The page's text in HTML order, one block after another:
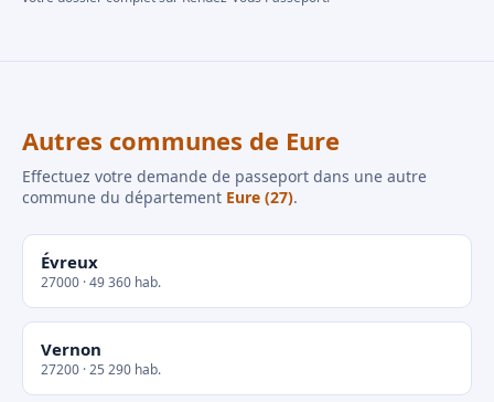
Autres communes de Eure
Effectuez votre demande de passeport dans une autre
commune du département Eure (27).
Évreux
27000 · 49 360 hab.
Vernon
27200 · 25 290 hab.